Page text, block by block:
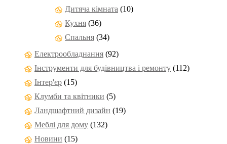
Дитяча кімната (10)
Кухня (36)
Спальня (34)
Електрообладнання (92)
Інструменти для будівництва і ремонту (112)
Інтер'єр (15)
Клумби та квітники (5)
Ландшафтний дизайн (19)
Меблі для дому (132)
Новини (15)